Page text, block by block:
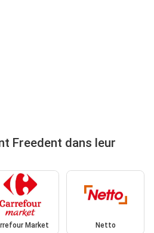
Freedent dans leur
Market Netto